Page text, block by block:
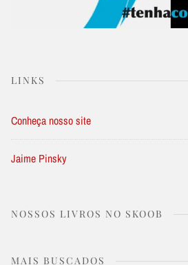
LINKS
Conheça nosso site
Jaime Pinsky
NOSSOS LIVROS NO SKOOB
MAIS BUSCADOS